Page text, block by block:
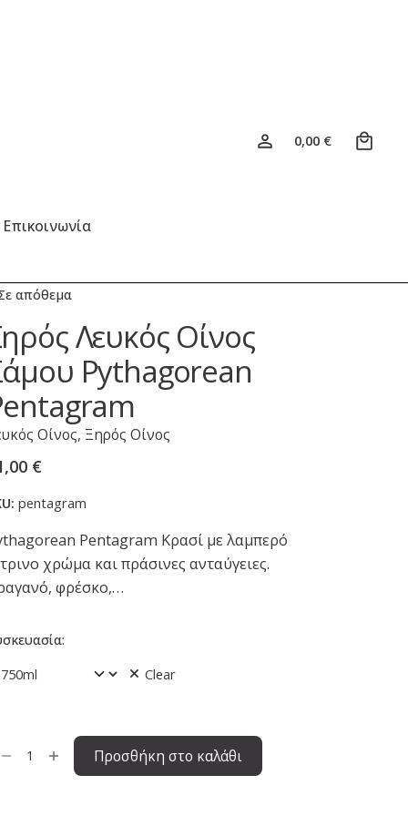
Επικοινωνία
0,00 €
απόθεμα
Λευκός Οίνος
Pythagorean
Οίνος, Ξηρός Οίνος
€
pentagram
Pentagram Κρασί με λαμπερό
χρώμα και πράσινες ανταύγειες.
φρέσκο,…
Clear
Προσθήκη στο καλάθι